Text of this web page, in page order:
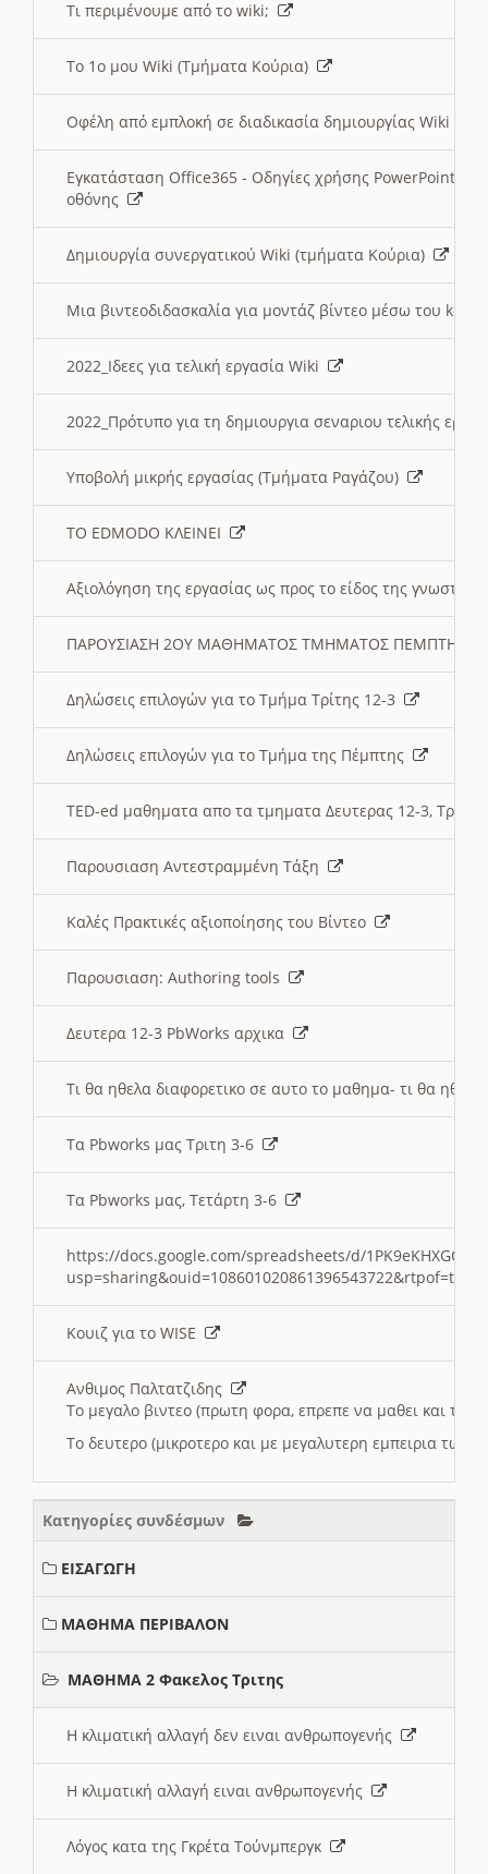
Τι περιμένουμε από το wiki;
Το 1ο μου Wiki (Τμήματα Κούρια)
Οφέλη από εμπλοκή σε διαδικασία δημιουργίας Wiki
Εγκατάσταση Office365 - Οδηγίες χρήσης PowerPoint
οθόνης
Δημιουργία συνεργατικού Wiki (τμήματα Κούρια)
Μια βιντεοδιδασκαλία για μοντάζ βίντεο μέσω του
2022_Ιδεες για τελική εργασία Wiki
2022_Πρότυπο για τη δημιουργια σεναριου τελικής
Υποβολή μικρής εργασίας (Τμήματα Ραγάζου)
ΤΟ EDMODO ΚΛΕΙΝΕΙ
Αξιολόγηση της εργασίας ως προς το είδος της
ΠΑΡΟΥΣΙΑΣΗ 2ΟΥ ΜΑΘΗΜΑΤΟΣ ΤΜΗΜΑΤΟΣ
Δηλώσεις επιλογών για το Τμήμα Τρίτης 12-3
Δηλώσεις επιλογών για το Τμήμα της Πέμπτης
TED-ed μαθηματα απο τα τμηματα Δευτερας 12-3,
Παρουσιαση Αντεστραμμένη Τάξη
Καλές Πρακτικές αξιοποίησης του Βίντεο
Παρουσιαση: Authoring tools
Δευτερα 12-3 PbWorks αρχικα
Τι θα ηθελα διαφορετικο σε αυτο το μαθημα- τι θα
Τα Pbworks μας Τριτη 3-6
Τα Pbworks μας, Τετάρτη 3-6
https://docs.google.com/spreadsheets/d/
Κουιζ για το WISE
Ανθιμος Παλτατζιδης
Το μεγαλο βιντεο (πρωτη φορα, επρεπε να μαθει και το
Το δευτερο (μικροτερο και με μεγαλυτερη εμπειρια
Κατηγορίες συνδέσμων
ΕΙΣΑΓΩΓΗ
ΜΑΘΗΜΑ ΠΕΡΙΒΑΛΟΝ
ΜΑΘΗΜΑ 2 Φακελος Τριτης
Η κλιματική αλλαγή δεν ειναι ανθρωπογενής
Η κλιματική αλλαγή ειναι ανθρωπογενής
Λόγος κατα της Γκρέτα Τούνμπεργκ